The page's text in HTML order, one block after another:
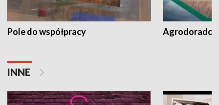
Pole do współpracy Agrodoradcy
INNE